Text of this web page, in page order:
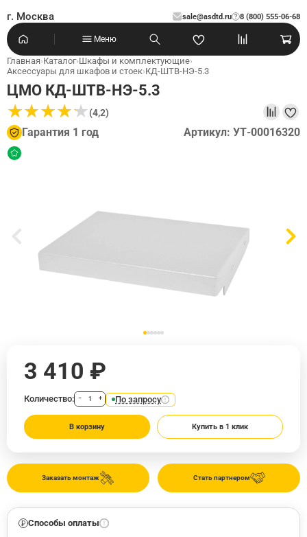
г. Москва sale@asdtd.ru 8 (800) 555-06-68
?
Меню
Главная›Каталог›Шкафы и комплектующие›
Аксессуары для шкафов и стоек›КД-ШТВ-НЭ-5.3
ЦМО КД-ШТВ-НЭ-5.3
★★★★★
★★★★★(4,2)
Гарантия 1 год Артикул: УТ-00016320
Стать партнером
Заказать монтаж
3 410 ₽
Количество: − + По запросу
В корзину Купить в 1 клик
Способы оплаты